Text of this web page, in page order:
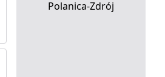
Polanica-Zdrój